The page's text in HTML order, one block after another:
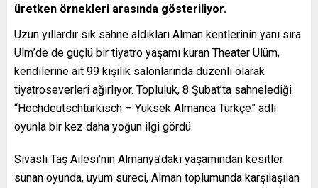
üretken örnekleri arasında gösteriliyor.
Uzun yıllardır sık sahne aldıkları Alman kentlerinin yanı sıra
Ulm’de de güçlü bir tiyatro yaşamı kuran Theater Ulüm,
kendilerine ait 99 kişilik salonlarında düzenli olarak
tiyatroseverleri ağırlıyor. Topluluk, 8 Şubat’ta sahnelediği
“Hochdeutschtürkisch – Yüksek Almanca Türkçe” adlı
oyunla bir kez daha yoğun ilgi gördü.
Sivaslı Taş Ailesi’nin Almanya’daki yaşamından kesitler
sunan oyunda, uyum süreci, Alman toplumunda karşılaşılan